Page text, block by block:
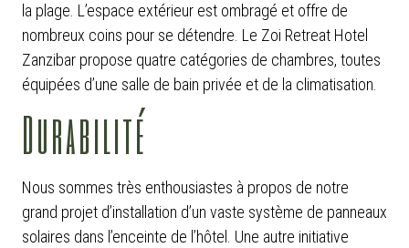
la plage. L’espace extérieur est ombragé et offre de
nombreux coins pour se détendre. Le Zoi Retreat Hotel
Zanzibar propose quatre catégories de chambres, toutes
équipées d’une salle de bain privée et de la climatisation.
Durabilité
Nous sommes très enthousiastes à propos de notre
grand projet d’installation d’un vaste système de panneaux
solaires dans l’enceinte de l’hôtel. Une autre initiative